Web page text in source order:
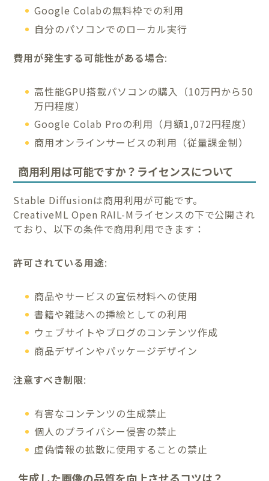
Google Colabの無料枠での利用
自分のパソコンでのローカル実行
費用が発生する可能性がある場合:
高性能GPU搭載パソコンの購入（10万円から50
万円程度）
Google Colab Proの利用（月額1,072円程度）
商用オンラインサービスの利用（従量課金制）
商用利用は可能ですか？ライセンスについて
Stable Diffusionは商用利用が可能です。
CreativeML Open RAIL-Mライセンスの下で公開され
ており、以下の条件で商用利用できます：
許可されている用途:
商品やサービスの宣伝材料への使用
書籍や雑誌への挿絵としての利用
ウェブサイトやブログのコンテンツ作成
商品デザインやパッケージデザイン
注意すべき制限:
有害なコンテンツの生成禁止
個人のプライバシー侵害の禁止
虚偽情報の拡散に使用することの禁止